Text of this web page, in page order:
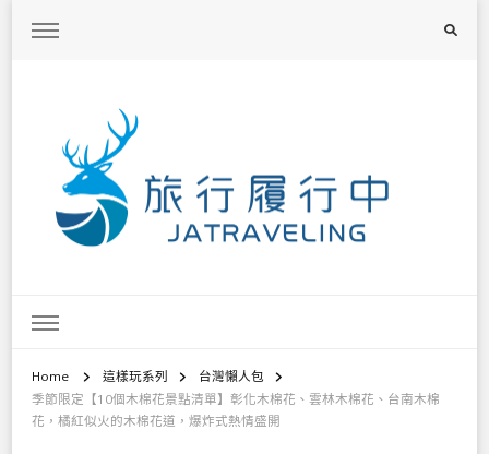
Home 這樣玩系列
台灣懶人包
季節限定【10個木棉花景點清單】彰化木棉花、雲林木棉花、台南木棉
花，橘紅似火的木棉花道，爆炸式熱情盛開